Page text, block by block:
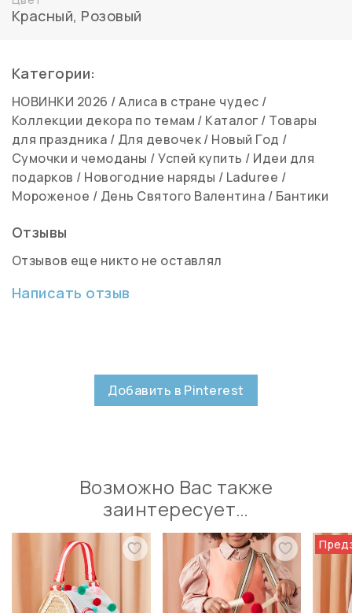
Красный, Розовый
Категории:
НОВИНКИ 2026 /Алиса в стране чудес /
Коллекции декора по темам / Каталог / Товары
для праздника / Для девочек/ Новый Год /
Сумочки и чемоданы /Успей купить / Идеи для
подарков / Новогодние наряды / Laduree /
Мороженое / День Святого Валентина / Бантики
Отзывы
Отзывов еще никто не оставлял
Написать отзыв
Добавить в Pinterest
Возможно Вас также
заинтересует…